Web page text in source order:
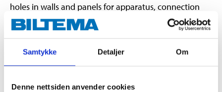
Samtykke Detaljer Om
Denne nettsiden anvender cookies
holes in walls and panels for apparatus, connection
and ceiling junction boxes.
Technical specifications
Hole diameter
133 mm